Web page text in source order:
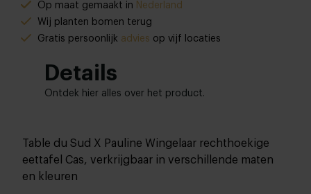
Op maat gemaakt in Nederland
Wij planten bomen terug
Gratis persoonlijk advies op vijf locaties
Details
Ontdek hier alles over het product.
Table du Sud X Pauline Wingelaar rechthoekige
eettafel Cas, verkrijgbaar in verschillende maten
en kleuren